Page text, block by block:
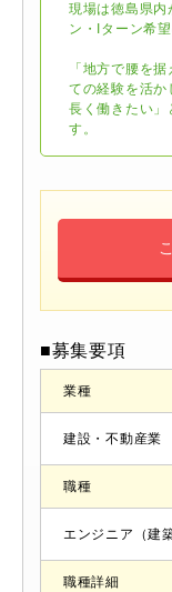
現場は徳島県内
ン・Iターン希
「地方で腰を
ての経験を活か
長く働きたい」
す。
■募集要項
業種
建設・不動産業
職種
エンジニア（建
職種詳細